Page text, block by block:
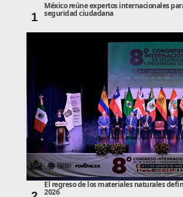
1
México reúne expertos internacionales
seguridad ciudadana
El regreso de los materiales naturales
2026